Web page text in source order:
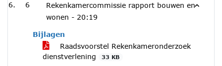
6
Rekenkamercommissie rapport bouwen en
wonen - 20:19
Bijlagen
Raadsvoorstel Rekenkameronderzoek
dienstverlening
33 KB